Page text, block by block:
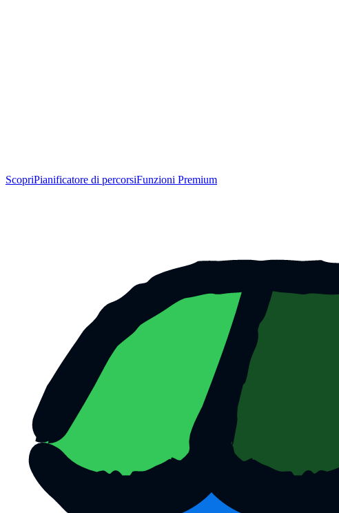
ScopriPianificatore di percorsiFunzioni Premium